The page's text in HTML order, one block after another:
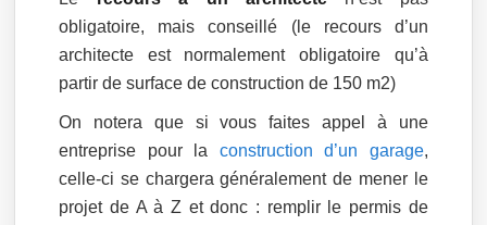
obligatoire, mais conseillé (le recours d’un
architecte est normalement obligatoire qu’à
partir de surface de construction de 150 m2)
On notera que si vous faites appel à une
entreprise pour la construction d’un garage,
celle-ci se chargera généralement de mener le
projet de A à Z et donc : remplir le permis de